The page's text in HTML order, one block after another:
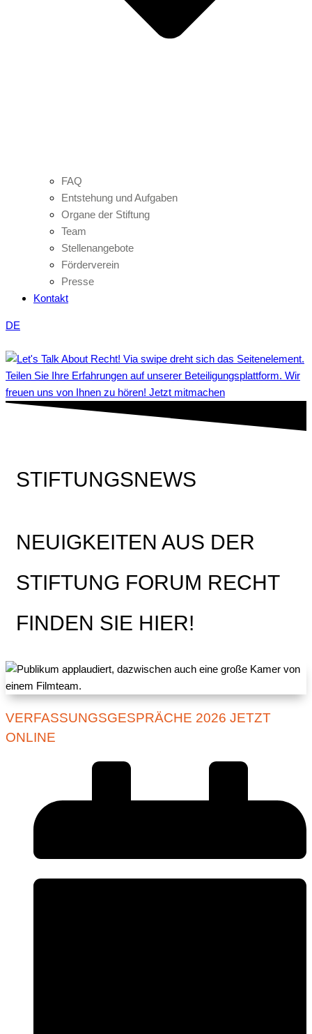
FAQ
Entstehung und Aufgaben
Organe der Stiftung
Team
Stellenangebote
Förderverein
Presse
Kontakt
DE
Teilen Sie Ihre Erfahrungen auf unserer Beteiligungsplattform. Wir
freuen uns von Ihnen zu hören! Jetzt mitmachen
STIFTUNGSNEWS
NEUIGKEITEN AUS DER
STIFTUNG FORUM RECHT
FINDEN SIE HIER!
VERFASSUNGSGESPRÄCHE 2026 JETZT
ONLINE